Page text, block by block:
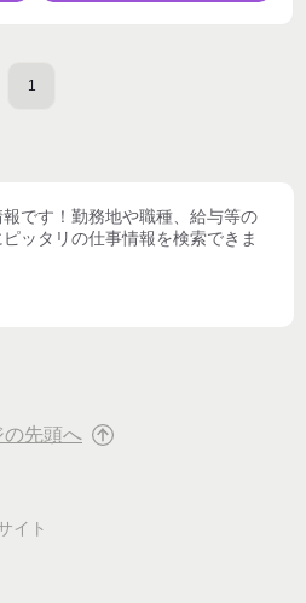
1
です！勤務地や職種、給与等の
ッタリの仕事情報を検索できま
の先頭へ
イト